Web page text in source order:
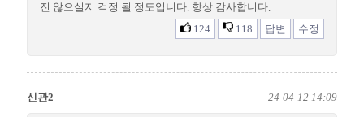
진 않으실지 걱정 될 정도입니다. 항상 감사합니다.
124
118 답변 수정
신관2 24-04-12 14:09